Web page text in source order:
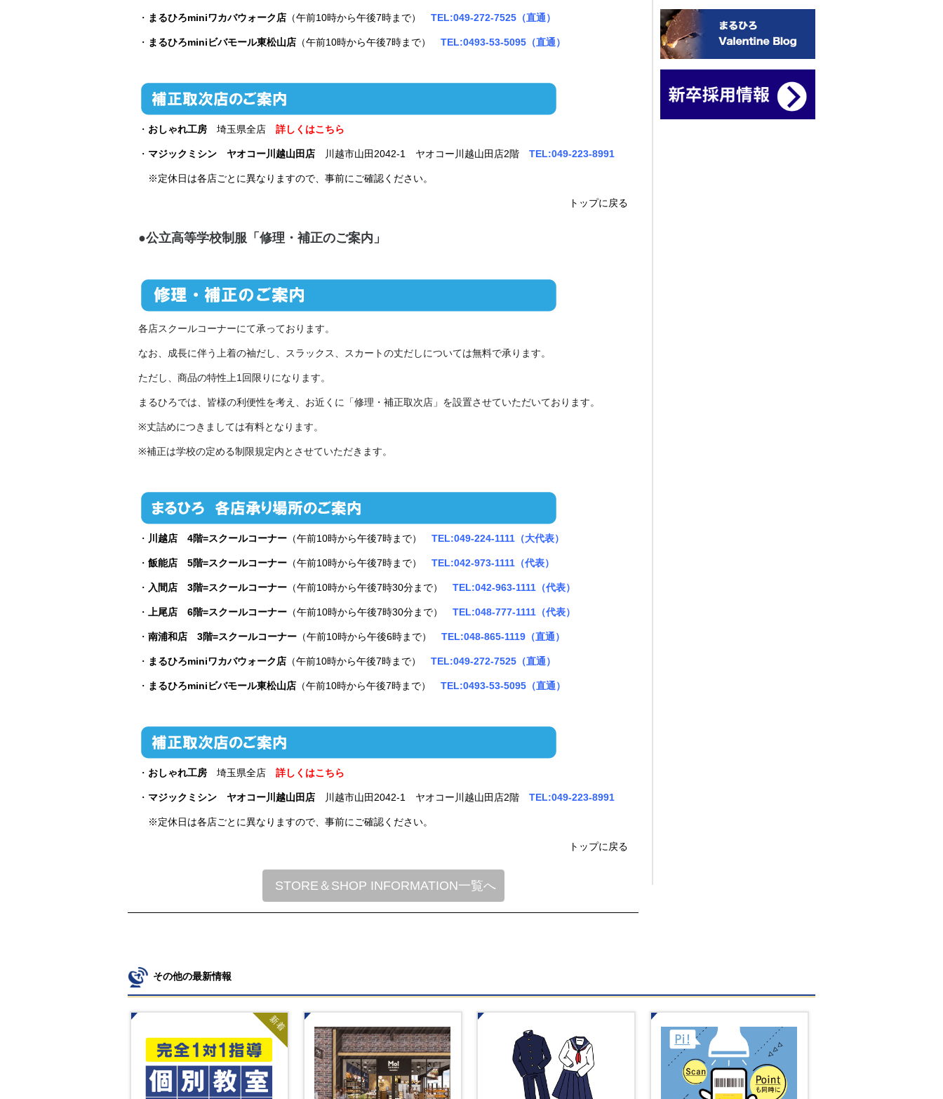
・ まるひろminiワカバウォーク店 （午前10時から午後7時まで） TEL:049-272-7525（直通）
・ まるひろminiビバモール東松山店 （午前10時から午後7時まで） TEL:0493-53-5095（直通）
・ おしゃれ工房 埼玉県全店 詳しくはこちら
・ マジックミシン ヤオコー川越山田店 川越市山田2042-1 ヤオコー川越山田店2階 TEL:049-223-8991
※定休日は各店ごとに異なりますので、事前にご確認ください。
トップに戻る
●公立高等学校制服「修理・補正のご案内」
各店スクールコーナーにて承っております。
なお、成長に伴う上着の袖だし、スラックス、スカートの丈だしについては無料で承ります。
ただし、商品の特性上1回限りになります。
まるひろでは、皆様の利便性を考え、お近くに「修理・補正取次店」を設置させていただいております。
※丈詰めにつきましては有料となります。
※補正は学校の定める制限規定内とさせていただきます。
・ 川越店 4階=スクールコーナー （午前10時から午後7時まで） TEL:049-224-1111（大代表）
・ 飯能店 5階=スクールコーナー （午前10時から午後7時まで） TEL:042-973-1111（代表）
・ 入間店 3階=スクールコーナー （午前10時から午後7時30分まで） TEL:042-963-1111（代表）
・ 上尾店 6階=スクールコーナー （午前10時から午後7時30分まで） TEL:048-777-1111（代表）
・ 南浦和店 3階=スクールコーナー （午前10時から午後6時まで） TEL:048-865-1119（直通）
・ まるひろminiワカバウォーク店 （午前10時から午後7時まで） TEL:049-272-7525（直通）
・ まるひろminiビバモール東松山店 （午前10時から午後7時まで） TEL:0493-53-5095（直通）
・ おしゃれ工房 埼玉県全店 詳しくはこちら
・ マジックミシン ヤオコー川越山田店 川越市山田2042-1 ヤオコー川越山田店2階 TEL:049-223-8991
※定休日は各店ごとに異なりますので、事前にご確認ください。
トップに戻る
STORE＆SHOP INFORMATION一覧へ
その他の最新情報
新着